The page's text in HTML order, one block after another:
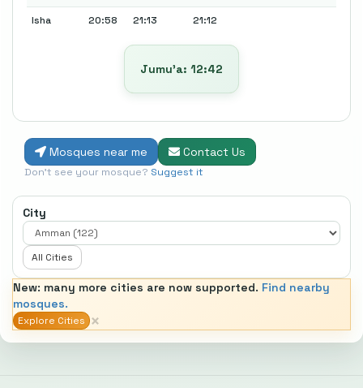
Isha 20:58 21:13 21:12
Jumu’a: 12:42
Mosques near me Contact Us
Don't see your mosque? Suggest it
City
All Cities
New: many more cities are now supported. Find nearby
mosques.
Explore Cities ×